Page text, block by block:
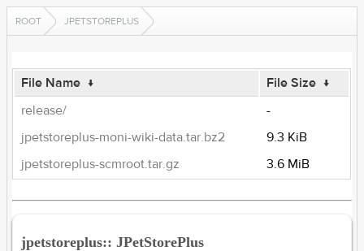
ROOT JPETSTOREPLUS
File Name ↓ File Size ↓
release/
-
jpetstoreplus-moni-wiki-data.tar.bz2
9.3 KiB
jpetstoreplus-scmroot.tar.gz
3.6 MiB
jpetstoreplus:: JPetStorePlus